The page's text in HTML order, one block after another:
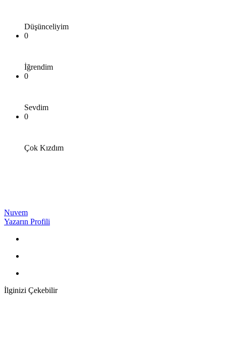
Düşünceliyim
0
İğrendim
0
Sevdim
0
Çok Kızdım
Nuvem
Yazarın Profili
İlginizi Çekebilir